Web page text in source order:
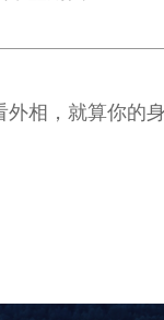
相，就算你的